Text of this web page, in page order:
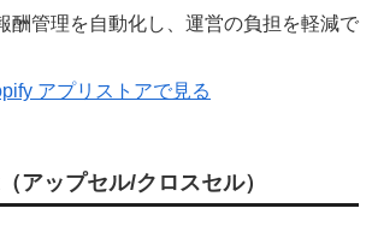
酬管理を自動化し、運営の負担を軽減で
アプリストアで見る
アップセル/クロスセル）